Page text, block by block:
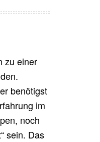
zu einer
benötigst
im
noch
sein. Das